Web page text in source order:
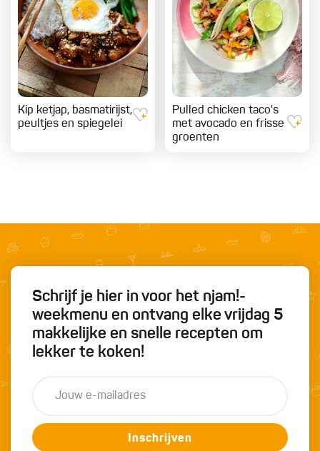
Kip ketjap, basmatirijst,
peultjes en spiegelei
Pulled chicken taco's
met avocado en frisse
groenten
Schrijf je hier in voor het njam!-
weekmenu en ontvang elke vrijdag 5
makkelijke en snelle recepten om
lekker te koken!
Inschrijven